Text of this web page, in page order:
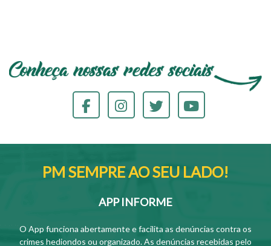
PM SEMPRE AO SEU LADO!
APP INFORME
O App funciona abertamente e facilita as denúncias contra os
crimes hediondos ou organizado. As denúncias recebidas pelo